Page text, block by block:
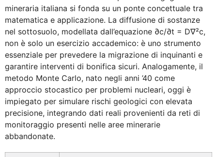
mineraria italiana si fonda su un ponte concettuale tra
matematica e applicazione. La diffusione di sostanze
nel sottosuolo, modellata dall’equazione ∂c/∂t = D∇²c,
non è solo un esercizio accademico: è uno strumento
essenziale per prevedere la migrazione di inquinanti e
garantire interventi di bonifica sicuri. Analogamente, il
metodo Monte Carlo, nato negli anni ’40 come
approccio stocastico per problemi nucleari, oggi è
impiegato per simulare rischi geologici con elevata
precisione, integrando dati reali provenienti da reti di
monitoraggio presenti nelle aree minerarie
abbandonate.